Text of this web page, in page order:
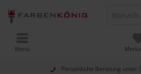
Persönliche Beratung unter
Menü